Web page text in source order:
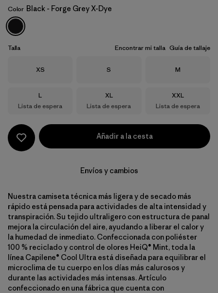
Black - Forge Grey X-Dye
Color Black - Forge Grey X-Dye
Talla Encontrar mi talla Guía de tallaje
Talla
XS Talla
S Talla
M
Talla
L
Lista de espera
Talla
XL
Lista de espera
Talla
XXL
Lista de espera
Añadir a la cesta
Envíos y cambios
Nuestra camiseta técnica más ligera y de secado más
rápido está pensada para actividades de alta intensidad y
transpiración. Su tejido ultraligero con estructura de panal
mejora la circulación del aire, ayudando a liberar el calor y
la humedad de inmediato. Confeccionada con poliéster
100 % reciclado y control de olores HeiQ® Mint, toda la
línea Capilene® Cool Ultra está diseñada para equilibrar el
microclima de tu cuerpo en los días más calurosos y
durante las actividades más intensas. Artículo
confeccionado en una fábrica que cuenta con